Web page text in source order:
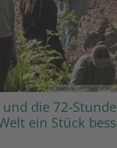
© Bischöfliches Gymnasium
die 72-
ein Stück